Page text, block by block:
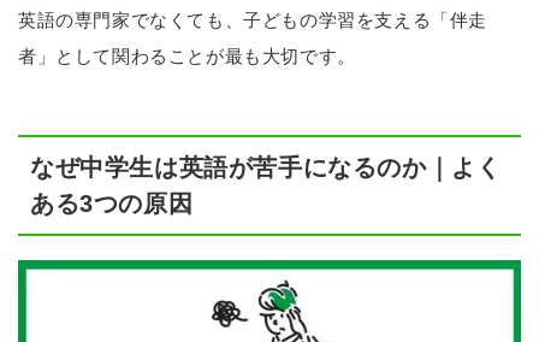
英語の専門家でなくても、子どもの学習を支える「伴走
者」として関わることが最も大切です。
なぜ中学生は英語が苦手になるのか｜よく
ある3つの原因